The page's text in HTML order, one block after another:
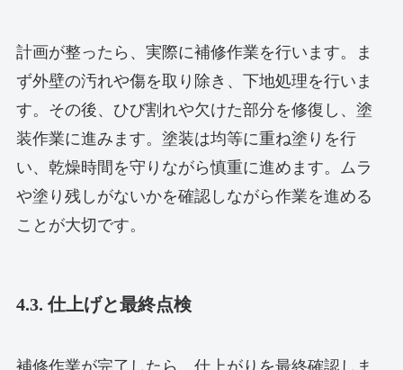
計画が整ったら、実際に補修作業を行います。ま
ず外壁の汚れや傷を取り除き、下地処理を行いま
す。その後、ひび割れや欠けた部分を修復し、塗
装作業に進みます。塗装は均等に重ね塗りを行
い、乾燥時間を守りながら慎重に進めます。ムラ
や塗り残しがないかを確認しながら作業を進める
ことが大切です。
4.3. 仕上げと最終点検